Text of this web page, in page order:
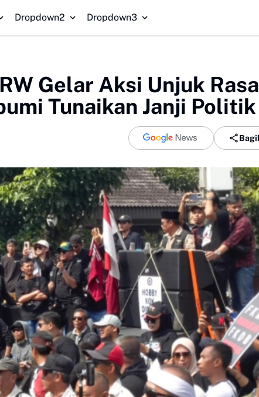
Dropdown2 Dropdown3
Gelar Aksi Unjuk
Tunaikan Janji Politik